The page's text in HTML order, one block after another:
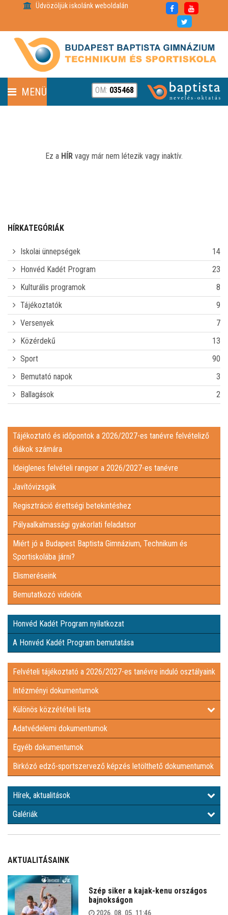
Üdvözöljük iskolánk weboldalán
MENÜ
CSENGETÉSI REND
E-NAPLÓ
KAPCSOLAT
TÁJÉKOZTATÓ ÉS IDŐPONTOK A 2026/2027-ES TANÉVRE
FELVÉTELIZŐ DIÁKOK SZÁMÁRA
IDEIGLENES FELVÉTELI RANGSOR A 2026/2027-ES TANÉVRE
JAVÍTÓVIZSGÁK
REGISZTRÁCIÓ ÉRETTSÉGI BETEKINTÉSHEZ
PÁLYAALKALMASSÁGI GYAKORLATI FELADATSOR
MIÉRT JÓ A BUDAPEST BAPTISTA GIMNÁZIUM, TECHNIKUM
ÉS SPORTISKOLÁBA JÁRNI?
ELISMERÉSEINK
BEMUTATKOZÓ VIDEÓNK
HONVÉD KADÉT PROGRAM NYILATKOZAT
A HONVÉD KADÉT PROGRAM BEMUTATÁSA
FELVÉTELI TÁJÉKOZTATÓ A 2026/2027-ES TANÉVRE INDULÓ
OSZTÁLYAINK
INTÉZMÉNYI DOKUMENTUMOK
KÜLÖNÖS KÖZZÉTÉTELI LISTA
ADATVÉDELEMI DOKUMENTUMOK
EGYÉB DOKUMENTUMOK
BIRKÓZÓ EDZŐ-SPORTSZERVEZŐ KÉPZÉS LETÖLTHETŐ
DOKUMENTUMOK
HÍREK, AKTUALITÁSOK
GALÉRIÁK
OM: 035468
HÍRKATEGÓRIÁK
Iskolai ünnepségek
14
Honvéd Kadét Program
23
Kulturális programok
8
Tájékoztatók
9
Versenyek
7
Közérdekű
13
Sport
90
Bemutató napok
3
Ballagások
2
Tájékoztató és időpontok a 2026/2027-es tanévre felvételiző
diákok számára
Ideiglenes felvételi rangsor a 2026/2027-es tanévre
Javítóvizsgák
Regisztráció érettségi betekintéshez
Pályaalkalmassági gyakorlati feladatsor
Miért jó a Budapest Baptista Gimnázium, Technikum és
Sportiskolába járni?
Elismeréseink
Bemutatkozó videónk
Honvéd Kadét Program nyilatkozat
A Honvéd Kadét Program bemutatása
Felvételi tájékoztató a 2026/2027-es tanévre induló osztályaink
Intézményi dokumentumok
Különös közzétételi lista
Adatvédelemi dokumentumok
Egyéb dokumentumok
Birkózó edző-sportszervező képzés letölthető dokumentumok
Hírek, aktualitások
Galériák
AKTUALITÁSAINK
Szép siker a kajak-kenu országos
bajnokságon
2026. 08. 05. 11:46
Ez a HÍR vagy már nem létezik vagy inaktív.